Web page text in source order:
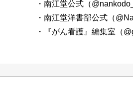
・南江堂公式（
・南江堂洋書部公式（
・『がん看護』編集室（